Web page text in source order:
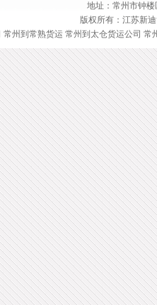
地址：常州市钟
版权所有：江苏新
常州到常熟货运 常州到太仓货运公司 常